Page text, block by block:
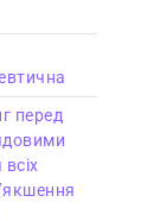
перед